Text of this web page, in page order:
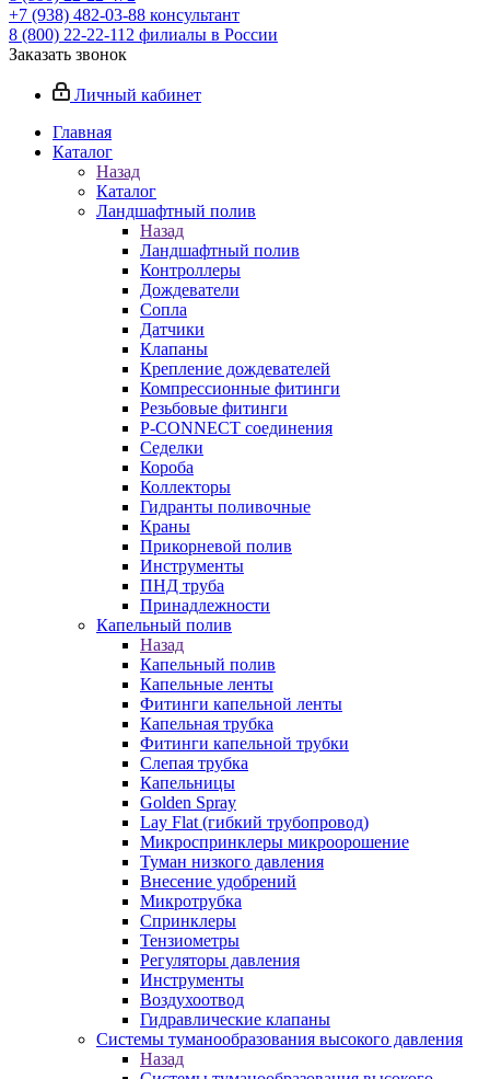
+7 (938) 482-03-88 консультант
8 (800) 22-22-112 филиалы в России
Заказать звонок
Личный кабинет
Главная
Каталог
Назад
Каталог
Ландшафтный полив
Назад
Ландшафтный полив
Контроллеры
Дождеватели
Сопла
Датчики
Клапаны
Крепление дождевателей
Компрессионные фитинги
Резьбовые фитинги
P-CONNECT соединения
Седелки
Короба
Коллекторы
Гидранты поливочные
Краны
Прикорневой полив
Инструменты
ПНД труба
Принадлежности
Капельный полив
Назад
Капельный полив
Капельные ленты
Фитинги капельной ленты
Капельная трубка
Фитинги капельной трубки
Слепая трубка
Капельницы
Golden Spray
Lay Flat (гибкий трубопровод)
Микроспринклеры микроорошение
Туман низкого давления
Внесение удобрений
Микротрубка
Спринклеры
Тензиометры
Регуляторы давления
Инструменты
Воздухоотвод
Гидравлические клапаны
Системы туманообразования высокого давления
Назад